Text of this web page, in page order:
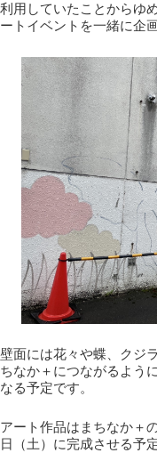
利用していたことからゆ
ートイベントを一緒に企
壁面には花々や蝶、クジ
ちなか＋につながるよう
なる予定です。
アート作品はまちなか＋
日（土）に完成させる予